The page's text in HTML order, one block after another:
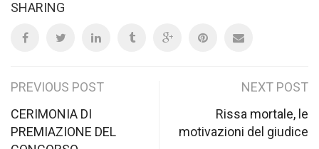
SHARING
Post
navigation
PREVIOUS POST
CERIMONIA DI
PREMIAZIONE DEL
NEXT POST
Rissa mortale, le
motivazioni del giudice